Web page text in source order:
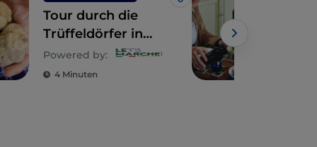
Like
Tour durch die
Trüffeldörfer in
den Marken
Powered by:
4 Minuten